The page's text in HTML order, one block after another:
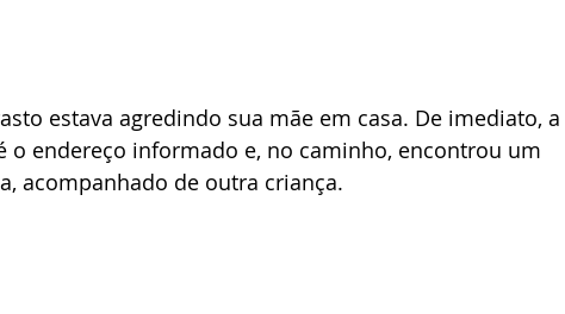
estava agredindo sua mãe em casa. De imediato, a
o endereço informado e, no caminho, encontrou um
acompanhado de outra criança.